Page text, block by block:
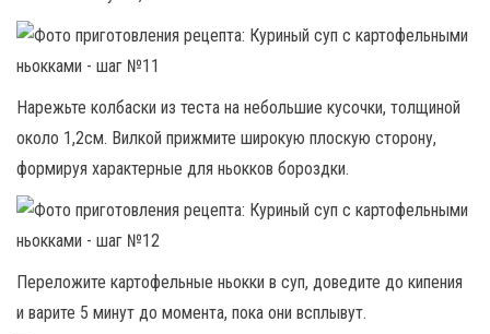
Нарежьте колбаски из теста на небольшие кусочки, толщиной
около 1,2см. Вилкой прижмите широкую плоскую сторону,
формируя характерные для ньокков бороздки.
Переложите картофельные ньокки в суп, доведите до кипения
и варите 5 минут до момента, пока они всплывут.